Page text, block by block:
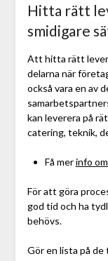
Hitta rätt
smidigare
Att hitta rätt
delarna när
också vara en av
kan leverera på
catering, teknik,
Få merinfo
För att göra
god tid och ha
behövs.
Gör en lista på